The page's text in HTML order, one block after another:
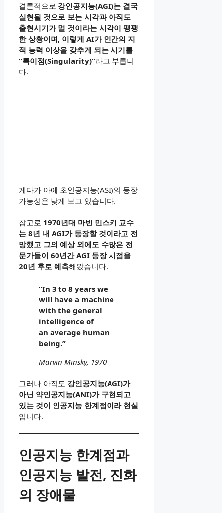
결론적으로 강인공지능(AGI)는 결국
실현될 것으로 보는 시각과 아직도
출현시기가 멀 것이라는 시각이 팽팽
한 상황이며, 이렇게 AI가 인간의 지
적 능력 이상을 갖추게 되는 시기를
“특이점(Singularity)”라고 부릅니
다.
게다가 아예 초인공지능(ASI)의 등장
가능성은 낮게 보고 있습니다.
참고로 1970년대 마빈 민스키 교수
는 8년 내 AGI가 등장할 것이라고 전
망했고 그의 예상 외에도 수많은 전
문가들이 60년간 AGI 등장 시점을
20년 후로 예측해왔습니다.
“In 3 to 8 years we
will have a machine
with the general
intelligence of
an average human
being.”
Marvin Minsky, 1970
그러나 아직도 강인공지능(AGI)가
아닌 약인공지능(ANI)가 구현되고
있는 것이 인공지능 한계점이라 현실
입니다.
인공지능 한계점과
인공지능 발전, 진화
의 장애물